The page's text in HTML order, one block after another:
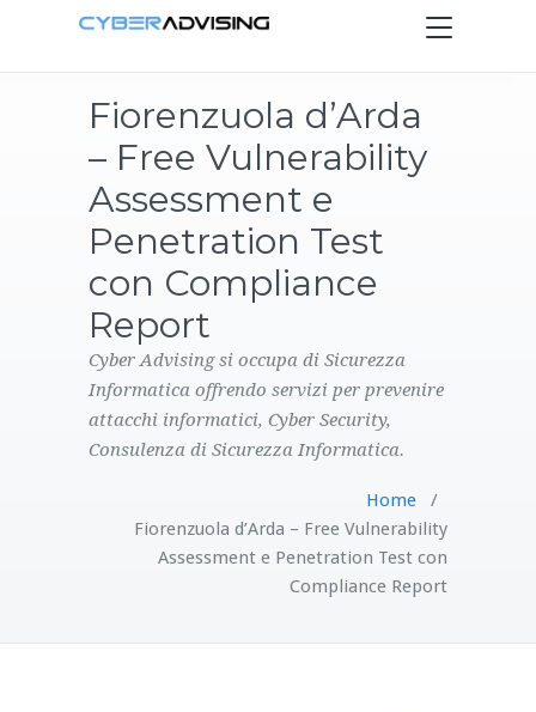
Toggle
navigation
PRODOTTI
CONTATTI
Fiorenzuola d’Arda
– Free Vulnerability
Assessment e
Penetration Test
con Compliance
Report
Cyber Advising si occupa di Sicurezza
Informatica offrendo servizi per prevenire
attacchi informatici, Cyber Security,
Consulenza di Sicurezza Informatica.
Home/
Fiorenzuola d’Arda – Free Vulnerability
Assessment e Penetration Test con
Compliance Report